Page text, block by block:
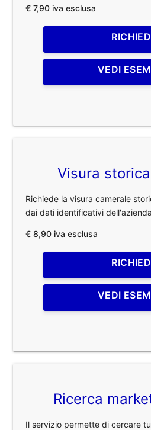
€ 7,90 iva esclusa
VEDI
Visura
Richiede la visura camerale
dai dati identificativi
€ 8,90 iva esclusa
VEDI
Ricerca
Il servizio permette di cercare